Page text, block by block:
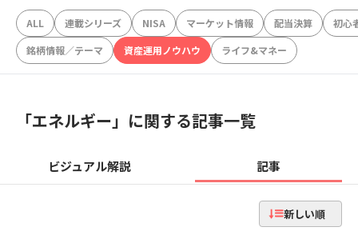
ALL 連載シリーズ NISA マーケット情報 配当決算
初心
銘柄情報／テーマ
資産運用ノウハウ ライフ&マネー
「エネルギー」に関する記事一覧
ビジュアル解説 記事
新しい順